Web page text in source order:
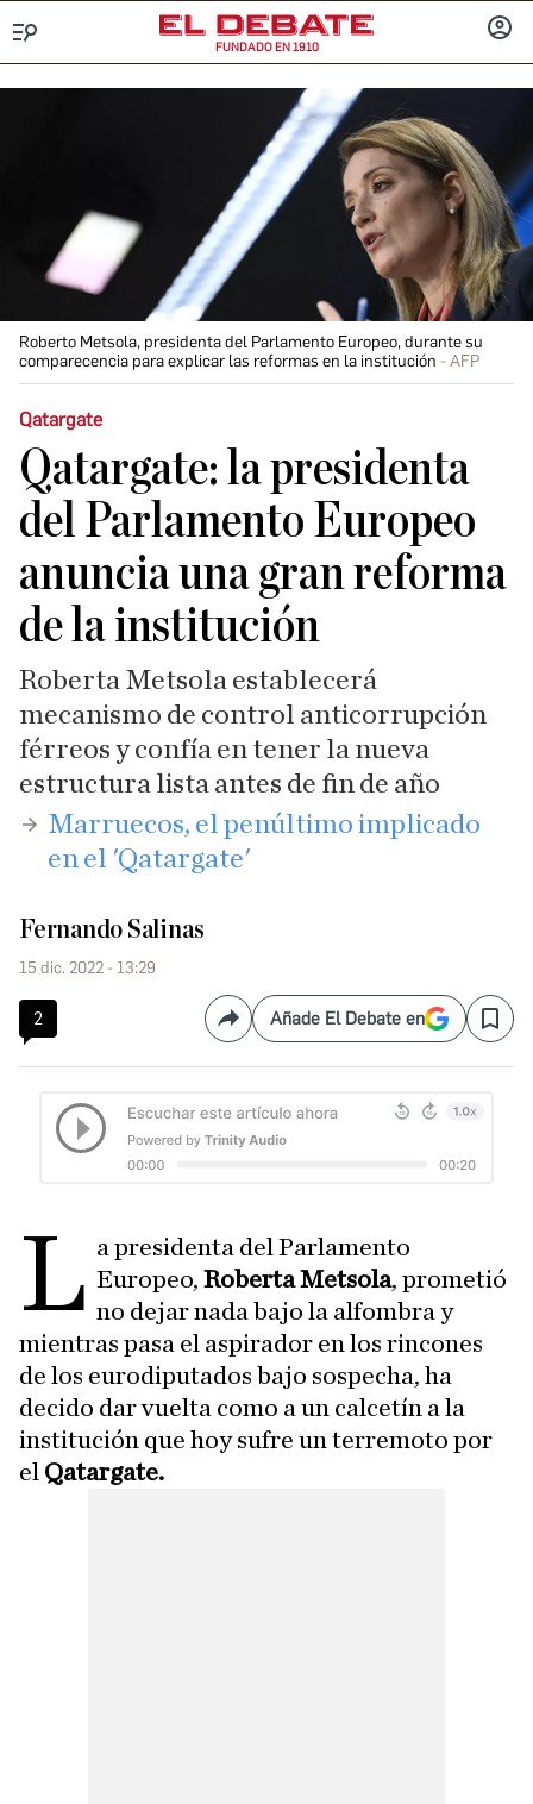
FUNDADO EN 1910
Roberto Metsola, presidenta del Parlamento Europeo, durante su
comparecencia para explicar las reformas en la institución
AFP
Qatargate
Qatargate: la presidenta
del Parlamento Europeo
anuncia una gran reforma
de la institución
Roberta Metsola establecerá
mecanismo de control anticorrupción
férreos y confía en tener la nueva
estructura lista antes de fin de año
​Marruecos, el penúltimo implicado
en el 'Qatargate'
Fernando Salinas
15 dic. 2022 - 13:29
2 CompartirAñade El Debate en Save
l a presidenta del Parlamento
Europeo,Roberta Metsola, prometió
no dejar nada bajo la alfombra y
mientras pasa el aspirador en los rincones
de los eurodiputados bajo sospecha, ha
decido dar vuelta como a un calcetín a la
institución que hoy sufre un terremoto por
el Qatargate.